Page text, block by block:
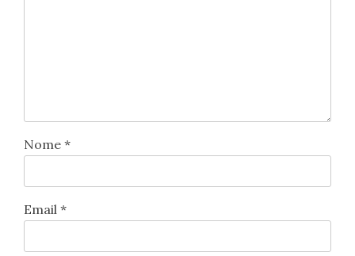
Nome *
Email *